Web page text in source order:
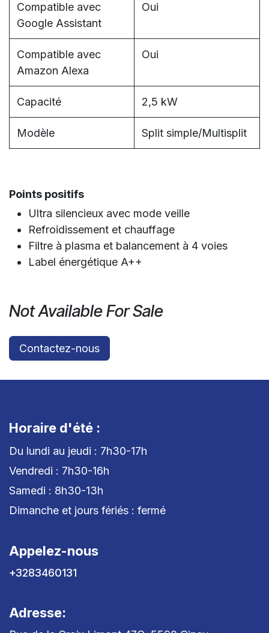
Compatible avec
Google Assistant
Oui
Compatible avec
Amazon Alexa
Oui
Capacité 2,5 kW
Modèle Split simple/Multisplit
Points positifs
Ultra silencieux avec mode veille
Refroidissement et chauffage
Filtre à plasma et balancement à 4 voies
Label énergétique A++
Not Available For Sale
Contactez-nous
Horaire d'été :
Du lundi au jeudi : 7h30-17h
Vendredi : 7h30-16h
Samedi : 8h30-13h
Dimanche et jours fériés : fermé
Appelez-nous
+3283460131
Adresse: